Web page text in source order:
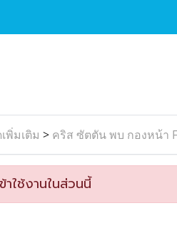
พิ่มเติม > คริส ซัตตัน พบ กองหน้า
ใช้งานในส่วนนี้